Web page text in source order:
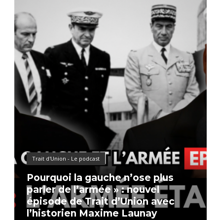
Trait d'Union - Le podcast
Pourquoi la gauche n’ose plus
parler de l’armée » : nouvel
épisode de Trait d’Union avec
l’historien Maxime Launay